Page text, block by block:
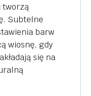
tworzą
Subtelne
barw
wiosnę, gdy
się na